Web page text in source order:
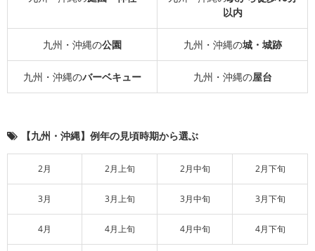
以内
九州・沖縄の公園 九州・沖縄の城・城跡
九州・沖縄のバーベキュー 九州・沖縄の屋台
【九州・沖縄】例年の見頃時期から選ぶ
2月 2月上旬 2月中旬 2月下旬
3月 3月上旬 3月中旬 3月下旬
4月 4月上旬 4月中旬 4月下旬